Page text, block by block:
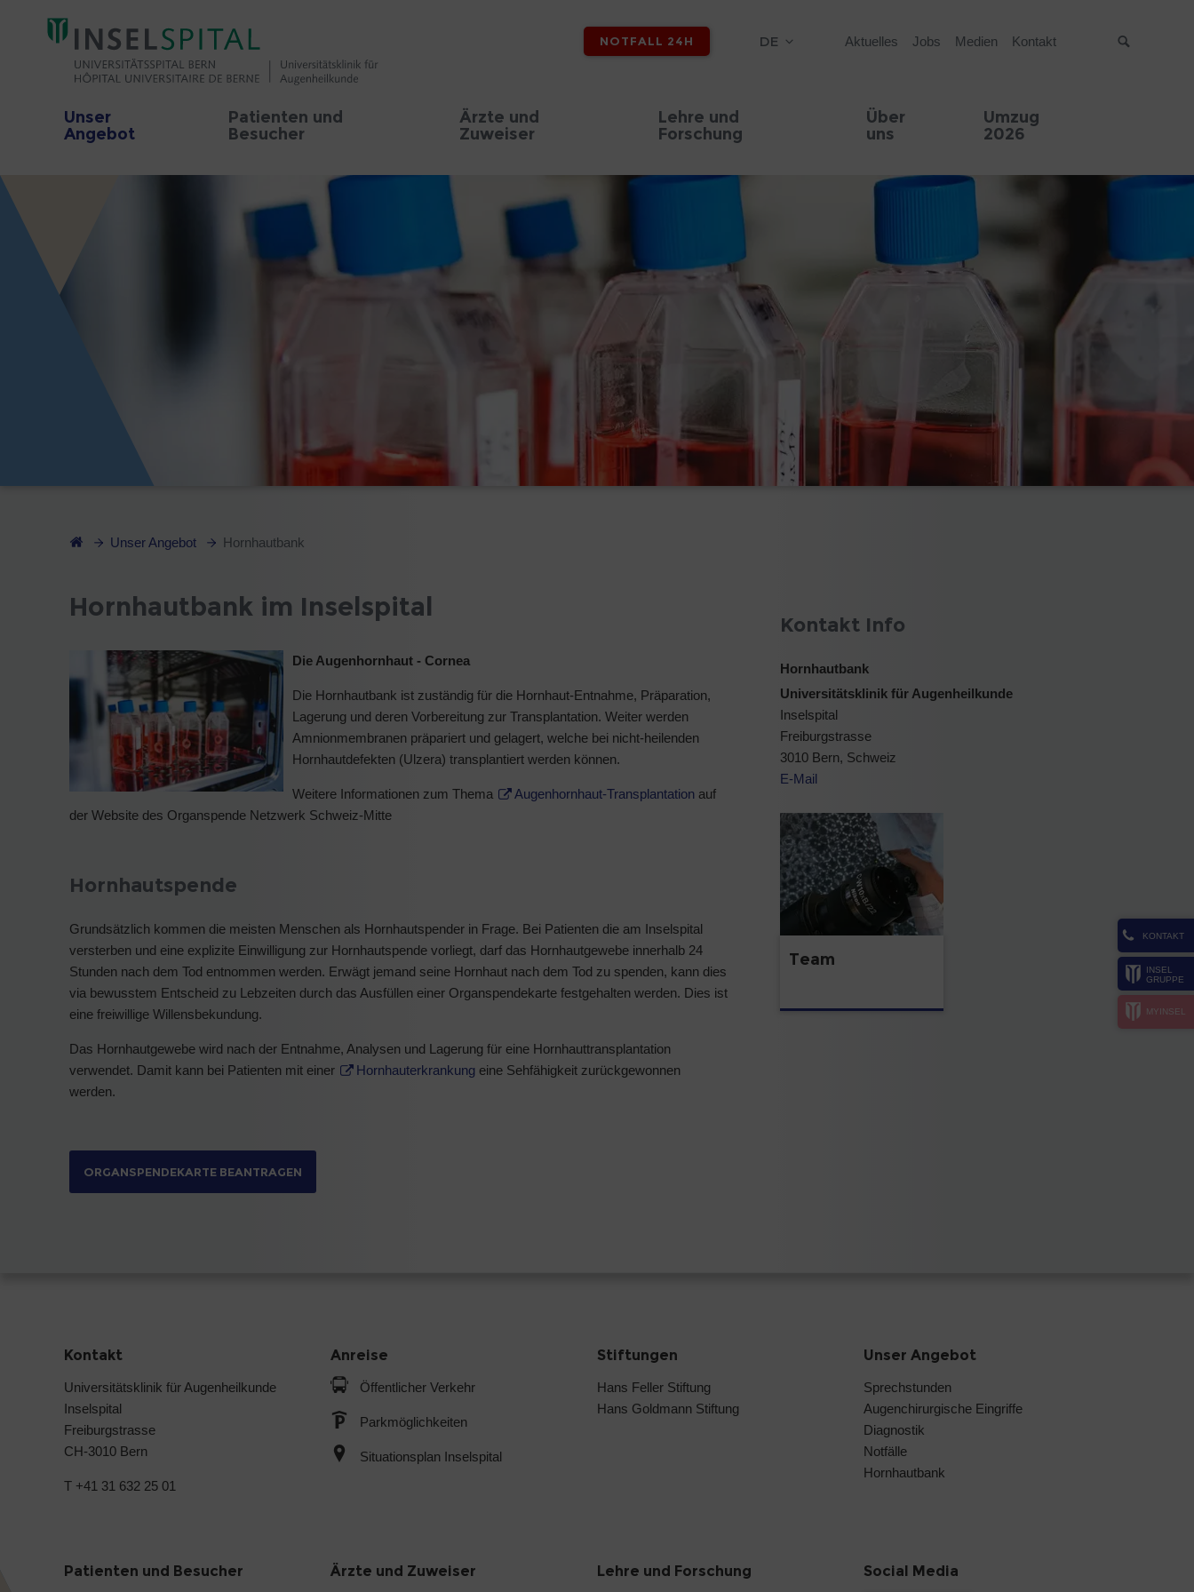
NOTFALL 24H DE Aktuelles Jobs Medien Kontakt
Unser
Angebot
Patienten und
Besucher
Ärzte und
Zuweiser
Lehre und
Forschung
Über
uns
Umzug
2026
KONTAKT
INSEL
GRUPPE
MYINSEL
Unser Angebot Hornhautbank
Hornhautbank im Inselspital
Die Augenhornhaut - Cornea
Die Hornhautbank ist zuständig für die Hornhaut-Entnahme, Präparation,
Lagerung und deren Vorbereitung zur Transplantation. Weiter werden
Amnionmembranen präpariert und gelagert, welche bei nicht-heilenden
Hornhautdefekten (Ulzera) transplantiert werden können.
Weitere Informationen zum Thema Augenhornhaut-Transplantationauf
der Website des Organspende Netzwerk Schweiz-Mitte
Hornhautspende
Grundsätzlich kommen die meisten Menschen als Hornhautspender in Frage. Bei Patienten die am Inselspital
versterben und eine explizite Einwilligung zur Hornhautspende vorliegt, darf das Hornhautgewebe innerhalb 24
Stunden nach dem Tod entnommen werden. Erwägt jemand seine Hornhaut nach dem Tod zu spenden, kann dies
via bewusstem Entscheid zu Lebzeiten durch das Ausfüllen einer Organspendekarte festgehalten werden. Dies ist
eine freiwillige Willensbekundung.
Das Hornhautgewebe wird nach der Entnahme, Analysen und Lagerung für eine Hornhauttransplantation
verwendet. Damit kann bei Patienten mit einer
Hornhauterkrankung eine Sehfähigkeit zurückgewonnen
werden.
ORGANSPENDEKARTE BEANTRAGEN
Kontakt Info
Hornhautbank
Universitätsklinik für Augenheilkunde
Inselspital
Freiburgstrasse
3010 Bern, Schweiz
E-Mail
Team
Kontakt
Universitätsklinik für Augenheilkunde
Inselspital
Freiburgstrasse
CH-3010 Bern
T +41 31 632 25 01
Anreise
Öffentlicher Verkehr
Parkmöglichkeiten
Situationsplan Inselspital
Stiftungen
Hans Feller Stiftung
Hans Goldmann Stiftung
Unser Angebot
Sprechstunden
Augenchirurgische Eingriffe
Diagnostik
Notfälle
Hornhautbank
Patienten und Besucher Ärzte und Zuweiser Lehre und Forschung Social Media